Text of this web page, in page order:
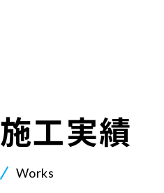
Works
施工実績